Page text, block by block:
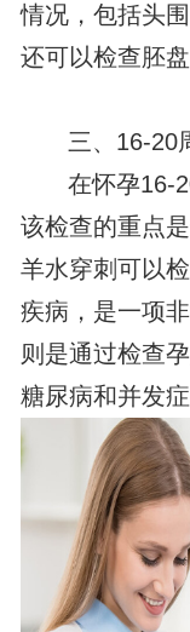
情况，包括头
还可以检查胚
三、16-20
在怀孕16-
该检查的重点
羊水穿刺可以
疾病，是一项
则是通过检查
糖尿病和并发